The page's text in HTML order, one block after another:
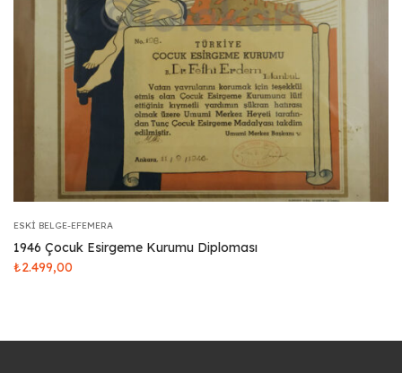
ESKI BELGE-EFEMERA
1946 Çocuk Esirgeme Kurumu Diploması
₺2.499,00